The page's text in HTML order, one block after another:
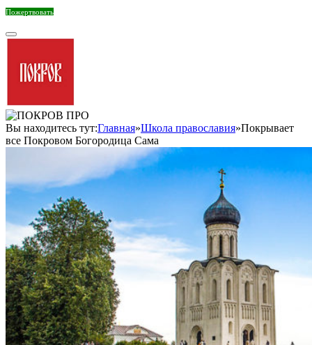
Пожертвовать
Вы находитесь тут:Главная»Школа православия»Покрывает
все Покровом Богородица Сама